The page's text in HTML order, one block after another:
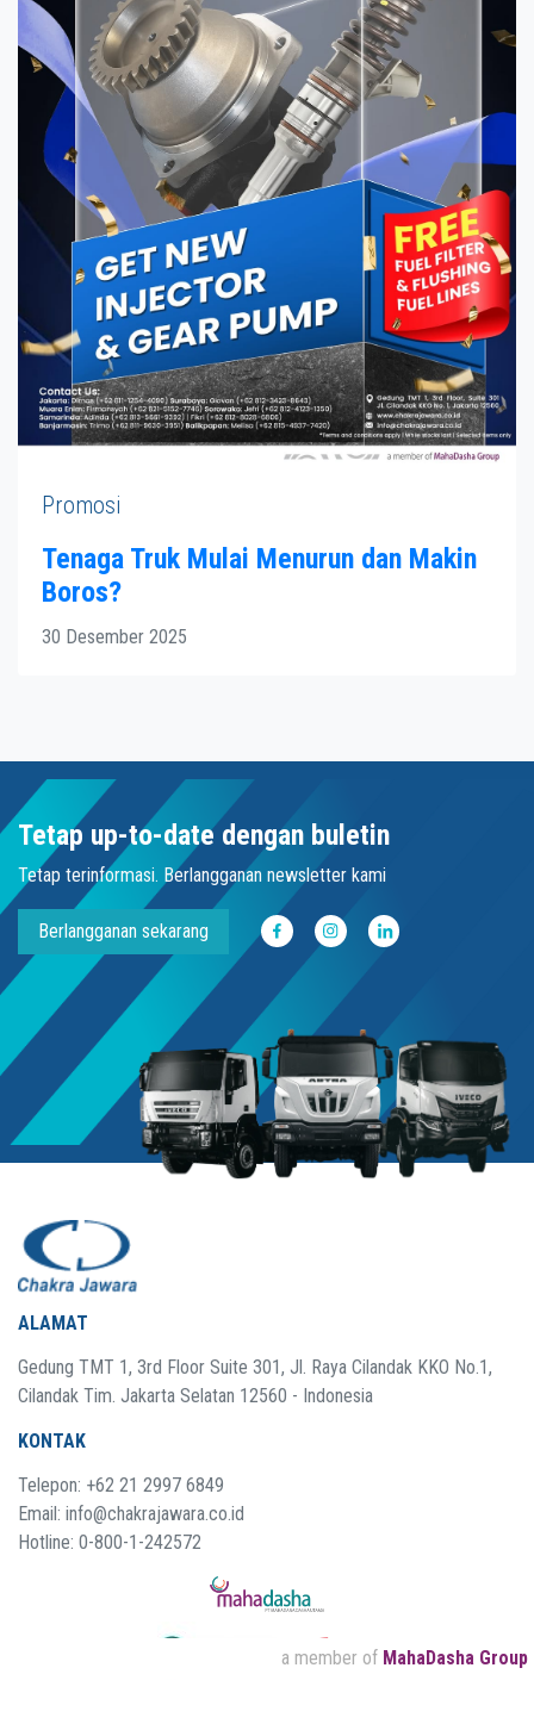
Promosi
Tenaga Truk Mulai Menurun dan Makin
Boros?
30 Desember 2025
Tetap up-to-date dengan buletin
Tetap terinformasi. Berlangganan newsletter kami
Berlangganan sekarang
ALAMAT
Gedung TMT 1, 3rd Floor Suite 301, Jl. Raya Cilandak KKO No.1,
Cilandak Tim. Jakarta Selatan 12560 - Indonesia
KONTAK
Telepon: +62 21 2997 6849
Email: info@chakrajawara.co.id
Hotline: 0-800-1-242572
a member of MahaDasha Group